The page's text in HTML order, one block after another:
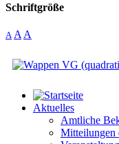
Schriftgröße
A A A
Aktuelles
Amtliche
Mitteilungen